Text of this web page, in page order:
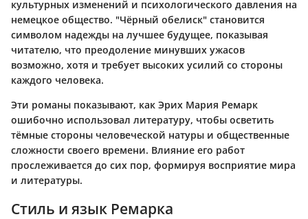
культурных изменений и психологического давления на
немецкое общество. "Чёрный обелиск" становится
символом надежды на лучшее будущее, показывая
читателю, что преодоление минувших ужасов
возможно, хотя и требует высоких усилий со стороны
каждого человека.
Эти романы показывают, как Эрих Мария Ремарк
ошибочно использовал литературу, чтобы осветить
тёмные стороны человеческой натуры и общественные
сложности своего времени. Влияние его работ
прослеживается до сих пор, формируя восприятие мира
и литературы.
Стиль и язык Ремарка